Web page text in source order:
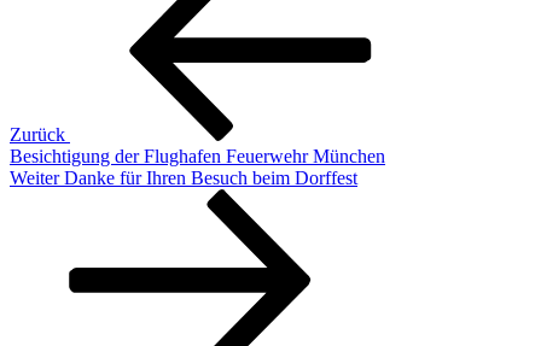
Zurück
Besichtigung der Flughafen Feuerwehr München
Nächster
Weiter Danke für Ihren Besuch beim Dorffest